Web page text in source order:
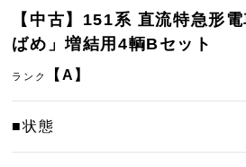
【中古】151系 直流特急形
ばめ」増結用4輌Bセット
ランク 【A】
■状態